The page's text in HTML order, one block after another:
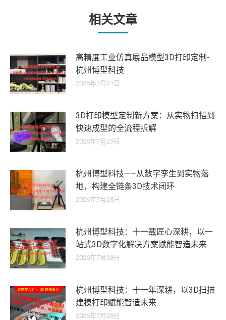
相关文章
高精度工业仿真展品模型3D打印定制-
杭州博型科技
2026年7月31日
3D打印模型定制新方案：从实物扫描到
快速成型的全流程拆解
2026年7月29日
杭州博型科技——从数字孪生到实物落
地，构建全链条3D技术闭环
2026年7月28日
杭州博型科技：十一载匠心深耕，以一
站式3D数字化解决方案赋能智造未来
2026年7月28日
杭州博型科技：十一年深耕，以3D扫描
建模打印赋能智造未来
2026年7月28日